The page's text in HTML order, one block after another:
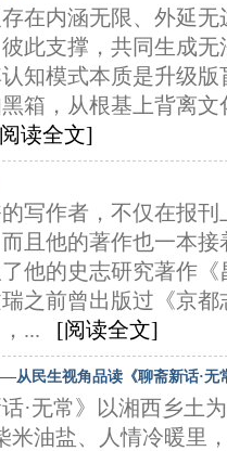
在内涵无限、外延
此支撑，共同生成
知模式本质是升级
箱，从根基上背离文
读全文]
写作者，不仅在报
且他的著作也一本
他的史志研究著作
之前曾出版过《京
... [阅读全文]
民生视角品读《聊斋新话·无
·无常》以湘西乡土
米油盐、人情冷暖里